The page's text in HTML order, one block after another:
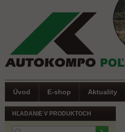
HĽADANIE V PRODUKTOCH
Úvod E-shop Aktuality